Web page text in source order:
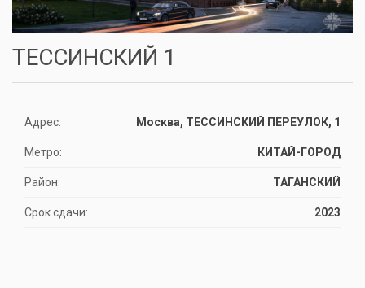
ТЕССИНСКИЙ 1
Адрес: Москва, ТЕССИНСКИЙ ПЕРЕУЛОК, 1
Метро: КИТАЙ-ГОРОД
Район: ТАГАНСКИЙ
Срок сдачи: 2023